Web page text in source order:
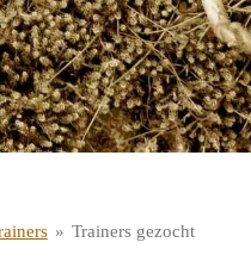
» Trainers gezocht